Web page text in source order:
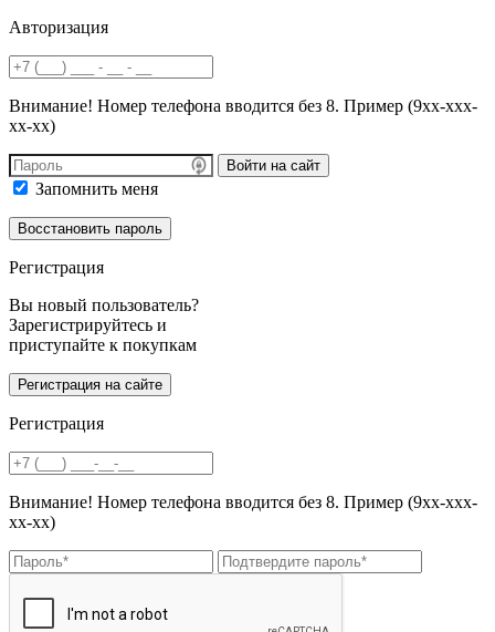
Авторизация
Внимание! Номер телефона вводится без 8. Пример (9хх-ххх-
хх-хх)
Войти на сайт
Запомнить меня
Регистрация
Вы новый пользователь?
Зарегистрируйтесь и
приступайте к покупкам
Регистрация
Внимание! Номер телефона вводится без 8. Пример (9хх-ххх-
хх-хх)